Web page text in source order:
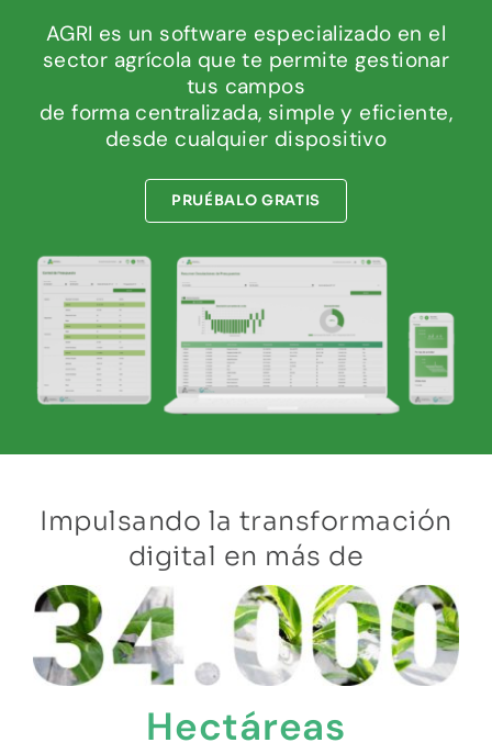
AGRI es un software especializado en el
sector agrícola que te permite gestionar
tus campos
de forma centralizada, simple y eficiente,
desde cualquier dispositivo
PRUÉBALO GRATIS
Impulsando la transformación
digital en más de
Hectáreas